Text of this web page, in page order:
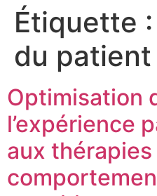
Étiquette :
du patient
Optimisation
l’expérience
aux thérapies